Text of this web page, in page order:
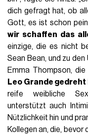
dich gefragt hat, ob
Gott, es ist schon
wir schaffen das
einzige, die es nicht
Sean Bean, und zu
Emma Thompson,
Leo Grande gedreht
reife weibliche
unterstützt auch
Nützlichkeit hin und
Kollegen an, die, bevor